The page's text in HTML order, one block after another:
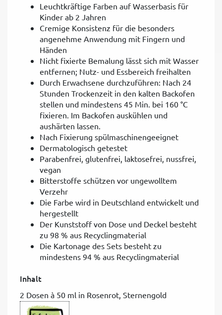
Leuchtkräftige Farben auf Wasserbasis für
Kinder ab 2 Jahren
Cremige Konsistenz für die besonders
angenehme Anwendung mit Fingern und
Händen
Nicht fixierte Bemalung lässt sich mit Wasser
entfernen; Nutz- und Essbereich freihalten
Durch Erwachsene durchzuführen: Nach 24
Stunden Trockenzeit in den kalten Backofen
stellen und mindestens 45 Min. bei 160 °C
fixieren. Im Backofen auskühlen und
aushärten lassen.
Nach Fixierung spülmaschinengeeignet
Dermatologisch getestet
Parabenfrei, glutenfrei, laktosefrei, nussfrei,
vegan
Bitterstoffe schützen vor ungewolltem
Verzehr
Die Farbe wird in Deutschland entwickelt und
hergestellt
Der Kunststoff von Dose und Deckel besteht
zu 98 % aus Recyclingmaterial
Die Kartonage des Sets besteht zu
mindestens 94 % aus Recyclingmaterial
Inhalt
2 Dosen à 50 ml in Rosenrot, Sternengold